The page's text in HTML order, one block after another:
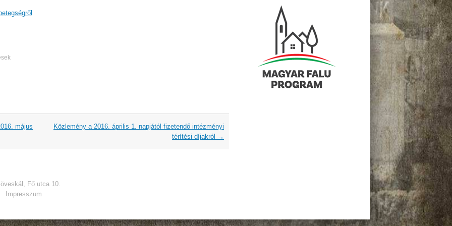
május
Közlemény a 2016. április 1. napjától fizetendő intézményi
térítési díjakról →
Fő utca 10.
Impresszum